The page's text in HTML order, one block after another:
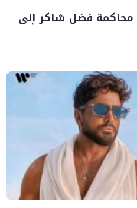
محاكمة فضل شاكر إلى